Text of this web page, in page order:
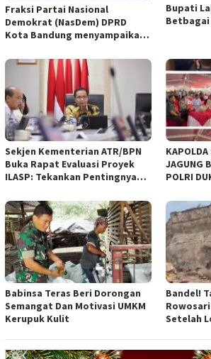
Fraksi Partai Nasional
Demokrat (NasDem) DPRD
Kota Bandung menyampaikan
empat Rancangan Peraturan
Daerah (Raperda) yang
diajukan Pemerintah Kota
Bandung
Bupati
Sekjen Kementerian ATR/BPN
Buka Rapat Evaluasi Proyek
ILASP: Tekankan Pentingnya
Anggaran
KAPOLDA
JAGUNG
POLRI
Babinsa Teras Beri Dorongan
Semangat Dan Motivasi UMKM
Kerupuk Kulit
Bandel!
Setelah